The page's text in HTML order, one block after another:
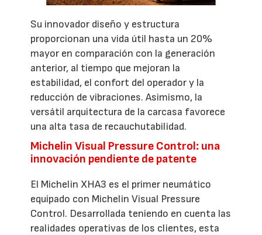
Su innovador diseño y estructura
proporcionan una vida útil hasta un 20%
mayor en comparación con la generación
anterior, al tiempo que mejoran la
estabilidad, el confort del operador y la
reducción de vibraciones. Asimismo, la
versátil arquitectura de la carcasa favorece
una alta tasa de recauchutabilidad.
Michelin Visual Pressure Control: una
innovación pendiente de patente
El Michelin XHA3 es el primer neumático
equipado con Michelin Visual Pressure
Control. Desarrollada teniendo en cuenta las
realidades operativas de los clientes, esta